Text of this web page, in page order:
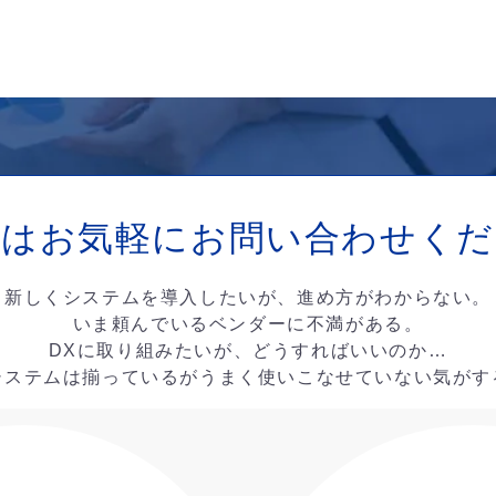
お気軽に お問い合わせく
新しくシステムを導入したいが、進め方がわからない。
いま頼んでいるベンダーに不満がある。
DXに取り組みたいが、どうすればいいのか…
ステムは揃っているがうまく使いこなせていない気がす